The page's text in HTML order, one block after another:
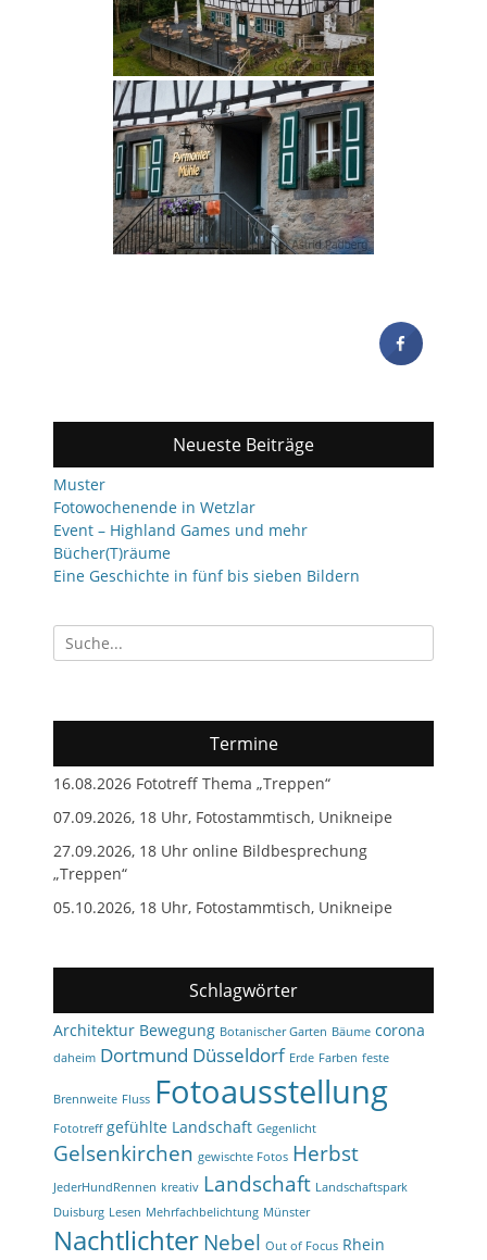
Neueste Beiträge
Muster
Fotowochenende in Wetzlar
Event – Highland Games und mehr
Bücher(T)räume
Eine Geschichte in fünf bis sieben Bildern
Suchen
nach:
Termine
16.08.2026 Fototreff Thema „Treppen“
07.09.2026, 18 Uhr, Fotostammtisch, Unikneipe
27.09.2026, 18 Uhr online Bildbesprechung
„Treppen“
05.10.2026, 18 Uhr, Fotostammtisch, Unikneipe
Schlagwörter
Architektur Bewegung Botanischer Garten Bäume corona
daheim Dortmund Düsseldorf Erde Farben feste
Brennweite Fluss Fotoausstellung
Fototreff gefühlte Landschaft Gegenlicht
Gelsenkirchen gewischte Fotos Herbst
JederHundRennen kreativ Landschaft Landschaftspark
Duisburg Lesen Mehrfachbelichtung Münster
NachtlichterNebel Out of Focus Rhein